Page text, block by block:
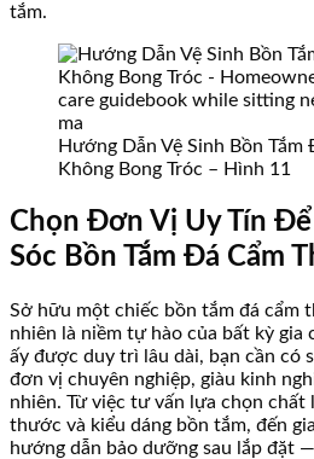
tắm.
Hướng Dẫn Vệ Sinh Bồn Tắm
Không Bong Tróc – Hình 11
Chọn Đơn Vị Uy Tín Để
Sóc Bồn Tắm Đá Cẩm
Sở hữu một chiếc bồn tắm đá cẩm
nhiên là niềm tự hào của bất kỳ gia
ấy được duy trì lâu dài, bạn cần có
đơn vị chuyên nghiệp, giàu kinh
nhiên. Từ việc tư vấn lựa chọn
thước và kiểu dáng bồn tắm, đến
hướng dẫn bảo dưỡng sau lắp đặt